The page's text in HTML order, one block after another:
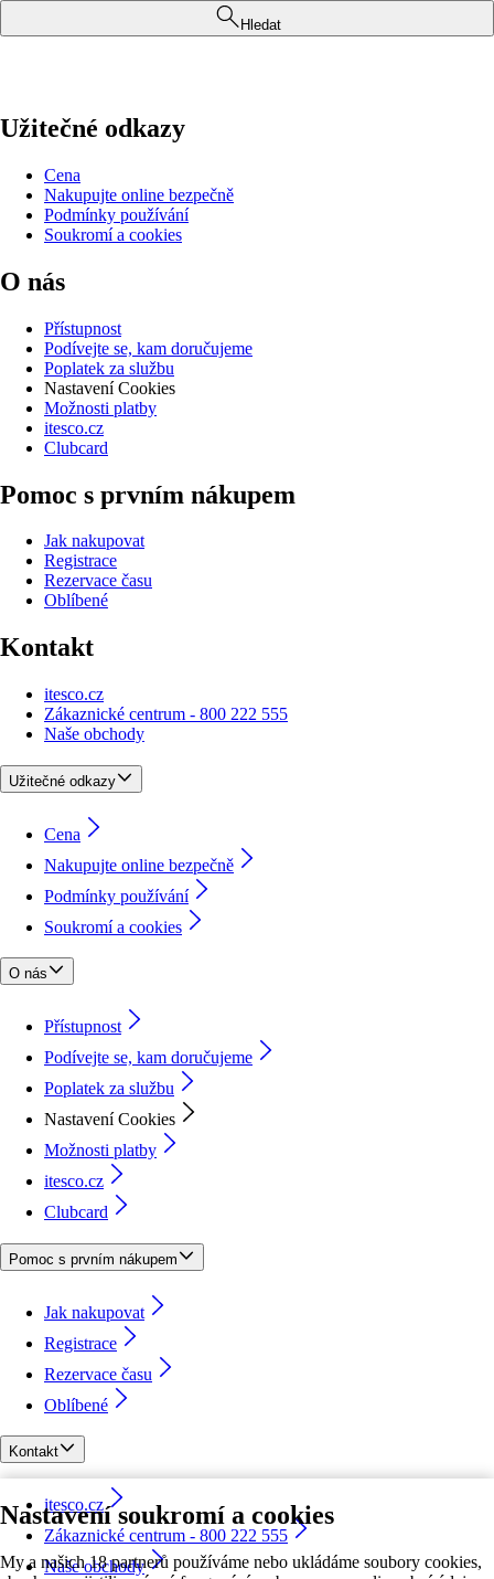
Nastavení soukromí a cookies
My a našich 18 partnerů používáme nebo ukládáme soubory cookies,
Hledat
Užitečné odkazy
Cena
Nakupujte online bezpečně
Podmínky používání
Soukromí a cookies
O nás
Přístupnost
Podívejte se, kam doručujeme
Poplatek za službu
Nastavení Cookies
Možnosti platby
itesco.cz
Clubcard
Pomoc s prvním nákupem
Jak nakupovat
Registrace
Rezervace času
Oblíbené
Kontakt
itesco.cz
Zákaznické centrum - 800 222 555
Naše obchody
Užitečné odkazy
Cena
Nakupujte online bezpečně
Podmínky používání
Soukromí a cookies
O nás
Přístupnost
Podívejte se, kam doručujeme
Poplatek za službu
Nastavení Cookies
Možnosti platby
itesco.cz
Clubcard
Pomoc s prvním nákupem
Jak nakupovat
Registrace
Rezervace času
Oblíbené
Kontakt
itesco.cz
Zákaznické centrum - 800 222 555
Naše obchody